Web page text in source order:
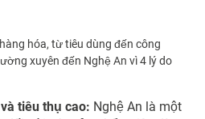
hóa, từ tiêu dùng đến công
xuyên đến Nghệ An vì 4 lý do
tiêu thụ cao: Nghệ An là một